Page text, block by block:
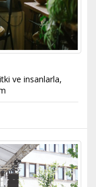
ve insanlarla,